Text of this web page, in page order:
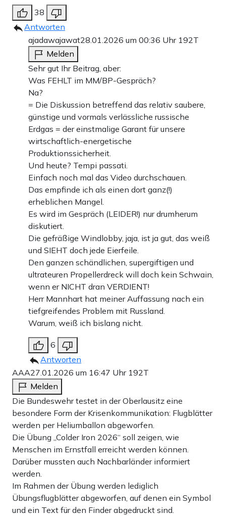
38
Antworten
ajadawajawat28.01.2026 um 00:36 Uhr 192T
Melden
Sehr gut Ihr Beitrag, aber:
Was FEHLT im MM/BP-Gespräch?
Na?
= Die Diskussion betreffend das relativ saubere,
günstige und vormals verlässliche russische
Erdgas = der einstmalige Garant für unsere
wirtschaftlich-energetische
Produktionssicherheit.
Und heute? Tempi passati.
Einfach noch mal das Video durchschauen.
Das empfinde ich als einen dort ganz(!)
erheblichen Mangel.
Es wird im Gespräch (LEIDER!) nur drumherum
diskutiert.
Die gefräßige Windlobby, jaja, ist ja gut, das weiß
und SIEHT doch jede Eierfeile.
Den ganzen schändlichen, supergiftigen und
ultrateuren Propellerdreck will doch kein Schwain,
wenn er NICHT dran VERDIENT!
Herr Mannhart hat meiner Auffassung nach ein
tiefgreifendes Problem mit Russland.
Warum, weiß ich bislang nicht.
6
Antworten
AAA27.01.2026 um 16:47 Uhr 192T
Melden
Die Bundeswehr testet in der Oberlausitz eine
besondere Form der Krisenkommunikation: Flugblätter
werden per Heliumballon abgeworfen.
Die Übung „Colder Iron 2026“ soll zeigen, wie
Menschen im Ernstfall erreicht werden können.
Darüber mussten auch Nachbarländer informiert
werden.
Im Rahmen der Übung werden lediglich
Übungsflugblätter abgeworfen, auf denen ein Symbol
und ein Text für den Finder abgedruckt sind.